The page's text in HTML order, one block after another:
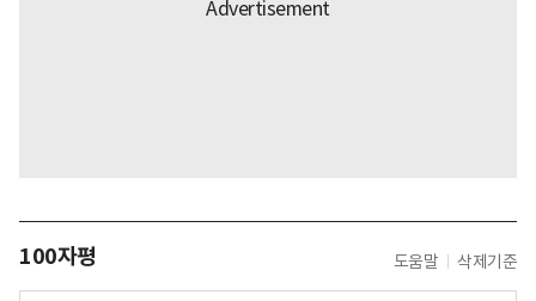
100자평 도움말 삭제기준